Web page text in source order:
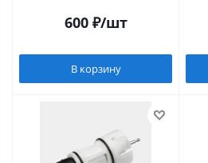
600₽/шт
В корзину